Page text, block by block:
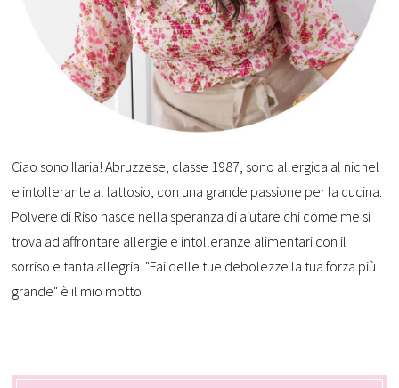
Ciao sono Ilaria! Abruzzese, classe 1987, sono allergica al nichel
e intollerante al lattosio, con una grande passione per la cucina.
Polvere di Riso nasce nella speranza di aiutare chi come me si
trova ad affrontare allergie e intolleranze alimentari con il
sorriso e tanta allegria. "Fai delle tue debolezze la tua forza più
grande" è il mio motto.